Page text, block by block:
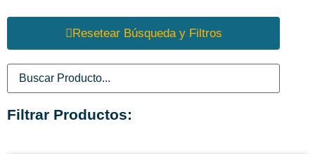
Resetear Búsqueda y Filtros
Filtrar Productos: